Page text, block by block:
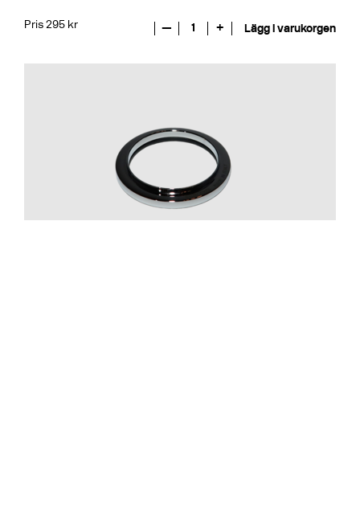
Pris 295 kr — 1 + Lägg i varukorgen